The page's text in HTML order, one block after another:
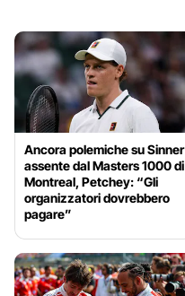
Ancora polemiche su Sinner
assente dal Masters 1000 di
Montreal, Petchey: “Gli
organizzatori dovrebbero
pagare”